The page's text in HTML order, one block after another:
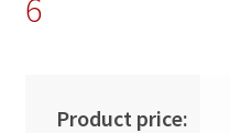
6
Product price: